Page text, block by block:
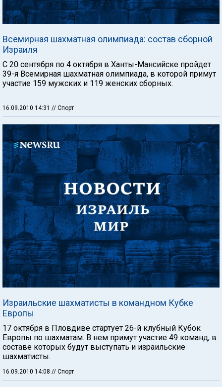
Всемирная шахматная олимпиада: состав сборной
Израиля
С 20 сентября по 4 октября в Ханты-Мансийске пройдет
39-я Всемирная шахматная олимпиада, в которой примут
участие 159 мужских и 119 женских сборных.
16.09.2010 14:31 // Спорт
Израильские шахматисты в командном Кубке
Европы
17 октября в Пловдиве стартует 26-й клубный Кубок
Европы по шахматам. В нем примут участие 49 команд, в
составе которых будут выступать и израильские
шахматисты.
16.09.2010 14:08 // Спорт